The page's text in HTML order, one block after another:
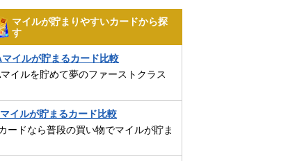
マイルが貯まりやすいカードから探
す
イルが貯まるカード比較
イルを貯めて夢のファーストクラス
イルが貯まるカード比較
ードなら普段の買い物でマイルが貯ま